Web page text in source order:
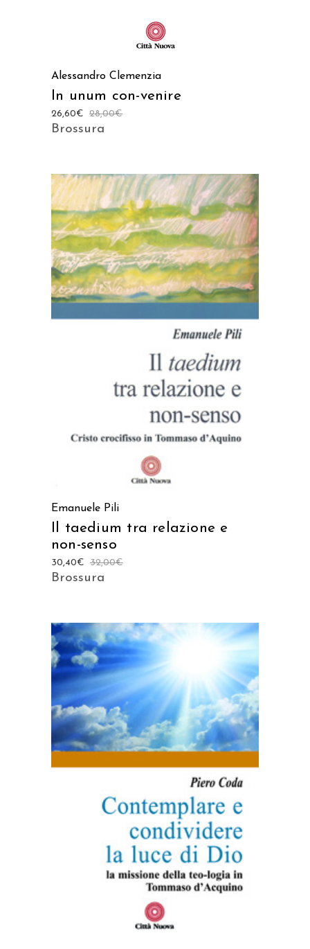
Alessandro Clemenzia
In unum con-venire
28,00€
26,60€
Brossura
AGGIUNGI AL CARRELLO
Emanuele Pili
Il taedium tra relazione e
non-senso
32,00€
30,40€
Brossura
AGGIUNGI AL CARRELLO